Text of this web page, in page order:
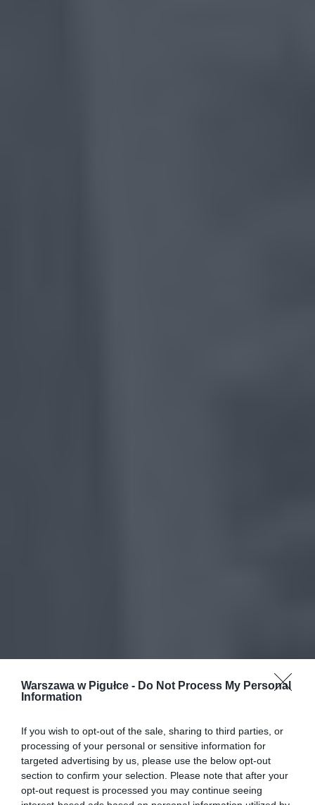
Warszawa w Pigułce - Do Not Process My Personal
Information
If you wish to opt-out of the sale, sharing to third parties, or
processing of your personal or sensitive information for
targeted advertising by us, please use the below opt-out
section to confirm your selection. Please note that after your
opt-out request is processed you may continue seeing